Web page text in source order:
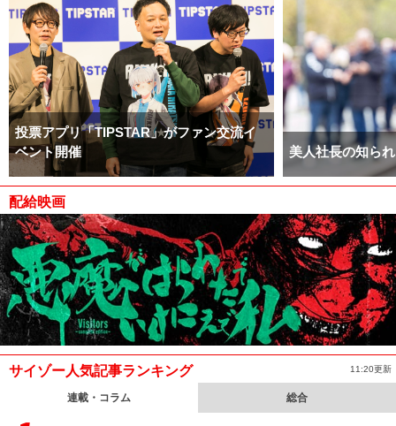
投票アプリ「TIPSTAR」がファン交流イ
ベント開催
美人社長の知ら
配給映画
サイゾー人気記事ランキング 11:20更新
連載・コラム 総合